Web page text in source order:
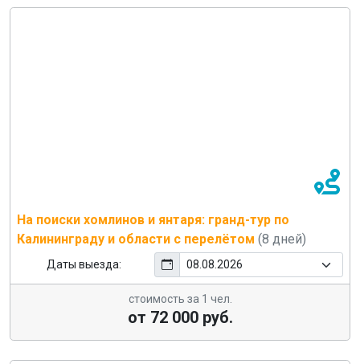
На поиски хомлинов и янтаря: гранд-тур по
Калининграду и области с перелётом (8 дней)
Даты выезда:
стоимость за 1 чел.
от 72 000 руб.